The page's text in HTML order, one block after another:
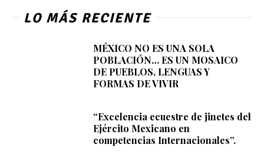
LO MÁS RECIENTE
MÉXICO NO ES UNA SOLA
POBLACIÓN… ES UN MOSAICO
DE PUEBLOS, LENGUAS Y
FORMAS DE VIVIR
“Excelencia ecuestre de jinetes del
Ejército Mexicano en
competencias Internacionales”.